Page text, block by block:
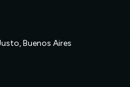
Buenos Aires